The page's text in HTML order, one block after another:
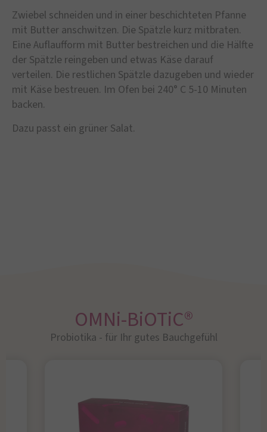
Zwiebel schneiden und in einer beschichteten Pfanne
mit Butter anschwitzen. Die Spätzle kurz mitbraten.
Eine Auflaufform mit Butter bestreichen und die Hälfte
der Spätzle reingeben und etwas Käse darauf
verteilen. Die restlichen Spätzle dazugeben und wieder
mit Käse bestreuen. Im Ofen bei 240° C 5-10 Minuten
backen.
Dazu passt ein grüner Salat.
OMNi-BiOTiC®
Probiotika - für Ihr gutes Bauchgefühl​